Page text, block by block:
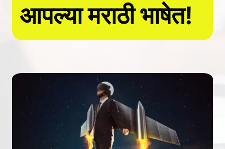
आपल्या मराठी भाषेत!